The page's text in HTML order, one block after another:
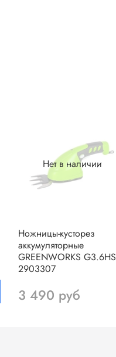
Нет в наличии
Ножницы-кусторез
аккумуляторные
GREENWORKS G3.6HS
2903307
3 490 руб